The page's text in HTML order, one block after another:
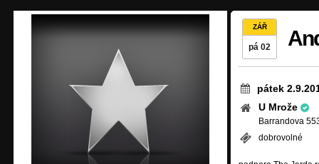
ZÁŘ
pá 02
pátek
U Mrože
Barrandova
dobrovolné